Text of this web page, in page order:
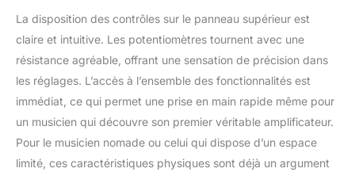
instantanément ajouter
des sons saturés
votre son, vous offrant
ainsi un contrôle
polyvalent sur votre
musique Équipé d'une
1/8", cet ampli permet
une connectivité facile
La disposition des contrôles sur le panneau supérieur est
claire et intuitive. Les potentiomètres tournent avec une
résistance agréable, offrant une sensation de précision dans
les réglages. L’accès à l’ensemble des fonctionnalités est
immédiat, ce qui permet une prise en main rapide même pour
un musicien qui découvre son premier véritable amplificateur.
Pour le musicien nomade ou celui qui dispose d’un espace
limité, ces caractéristiques physiques sont déjà un argument